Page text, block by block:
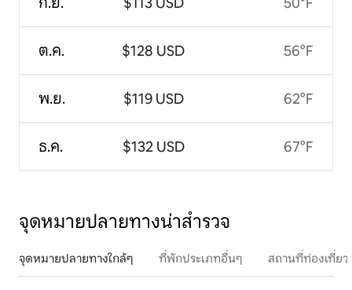
ต.ค.
พ.ย.
ธ.ค.
$128 USD
$119 USD
$132 USD
56°F
62°F
67°F
จุดหมายปลายทางน่าสำรวจ
จุดหมายปลายทางใกล้ๆ ที่พักประเภทอื่นๆ สถานที่ท่องเที่ย